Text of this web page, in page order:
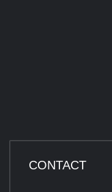
CONTACT